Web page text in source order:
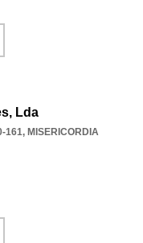
Lda
161, MISERICORDIA